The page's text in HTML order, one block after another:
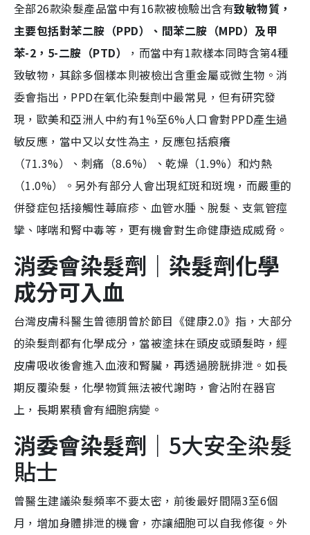
全部26款染髮產品當中有16款被檢驗出含有致敏物質，
主要包括對苯二胺（PPD）、間苯二胺（MPD）及甲
苯-2，5-二胺（PTD）
，而當中有1款樣本同時含第4種
致敏物，其餘多個樣本則被檢出含重金屬或微生物。消
委會指出，PPD在氧化染髮劑中最常見，但有研究發
現，歐美和亞洲人中約有1%至6%人口會對PPD產生過
敏反應，當中又以女性為主，反應包括痕癢
（71.3%）、刺痛（8.6%）、乾燥（1.9%）和灼熱
（1.0%）。另外有部分人會出現紅斑和斑塊，而嚴重的
併發症包括接觸性蕁麻疹、血管水腫、脫髮、支氣管痙
攣、哮喘和腎中毒等，更有機會對生命健康造成威脅。
消委會染髮劑 ｜染髮劑化學
成分可入血
台灣皮膚科醫生曾德朋曾於節目《健康2.0》指，大部分
的染髮劑都有化學成分，當被塗抹在頭皮或頭髮時，經
皮膚吸收後會進入血液和腎臟，再透過膀胱排泄。如長
期反覆染髮，化學物質無法被代謝時，會沾附在器官
上，長期累積會有細胞病變。
消委會染髮劑 ｜ 5大安全染髮
貼士
曾醫生建議染髮頻率不要太密，前後最好間隔3至6個
月，增加身體排泄的機會，亦讓細胞可以自我修復。外